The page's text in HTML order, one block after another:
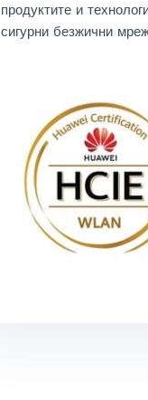
продуктите и
сигурни безжични